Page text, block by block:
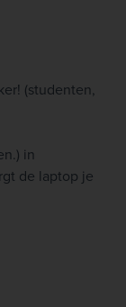
(studenten,
in
de laptop je